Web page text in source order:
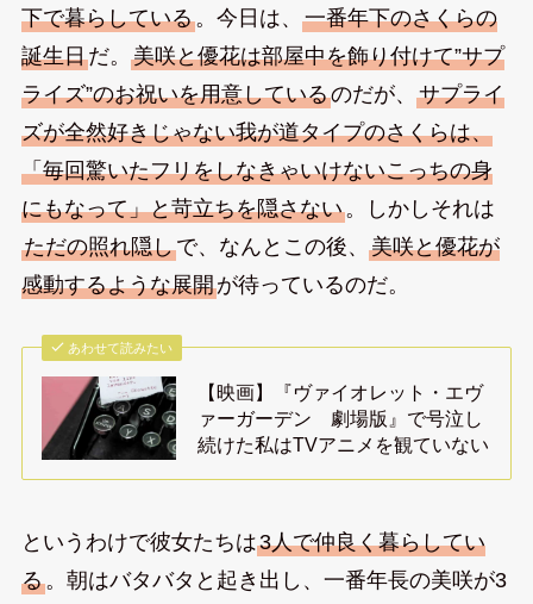
下で暮らしている。今日は、 一番年下のさくらの
誕生日だ。 美咲と優花は部屋中を飾り付けて”サプ
ライズ”のお祝いを用意しているのだが、 サプライ
ズが全然好きじゃない我が道タイプのさくらは、
「毎回驚いたフリをしなきゃいけないこっちの身
にもなって」と苛立ちを隠さない。しかしそれは
ただの照れ隠しで、なんとこの後、 美咲と優花が
感動するような展開が待っているのだ。
あわせて読みたい
【映画】『ヴァイオレット・エヴ
ァーガーデン 劇場版』で号泣し
続けた私はTVアニメを観ていない
というわけで彼女たちは3人で仲良く暮らしてい
る。朝はバタバタと起き出し、一番年長の美咲が3